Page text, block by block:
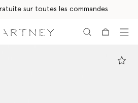
sur toutes les commandes